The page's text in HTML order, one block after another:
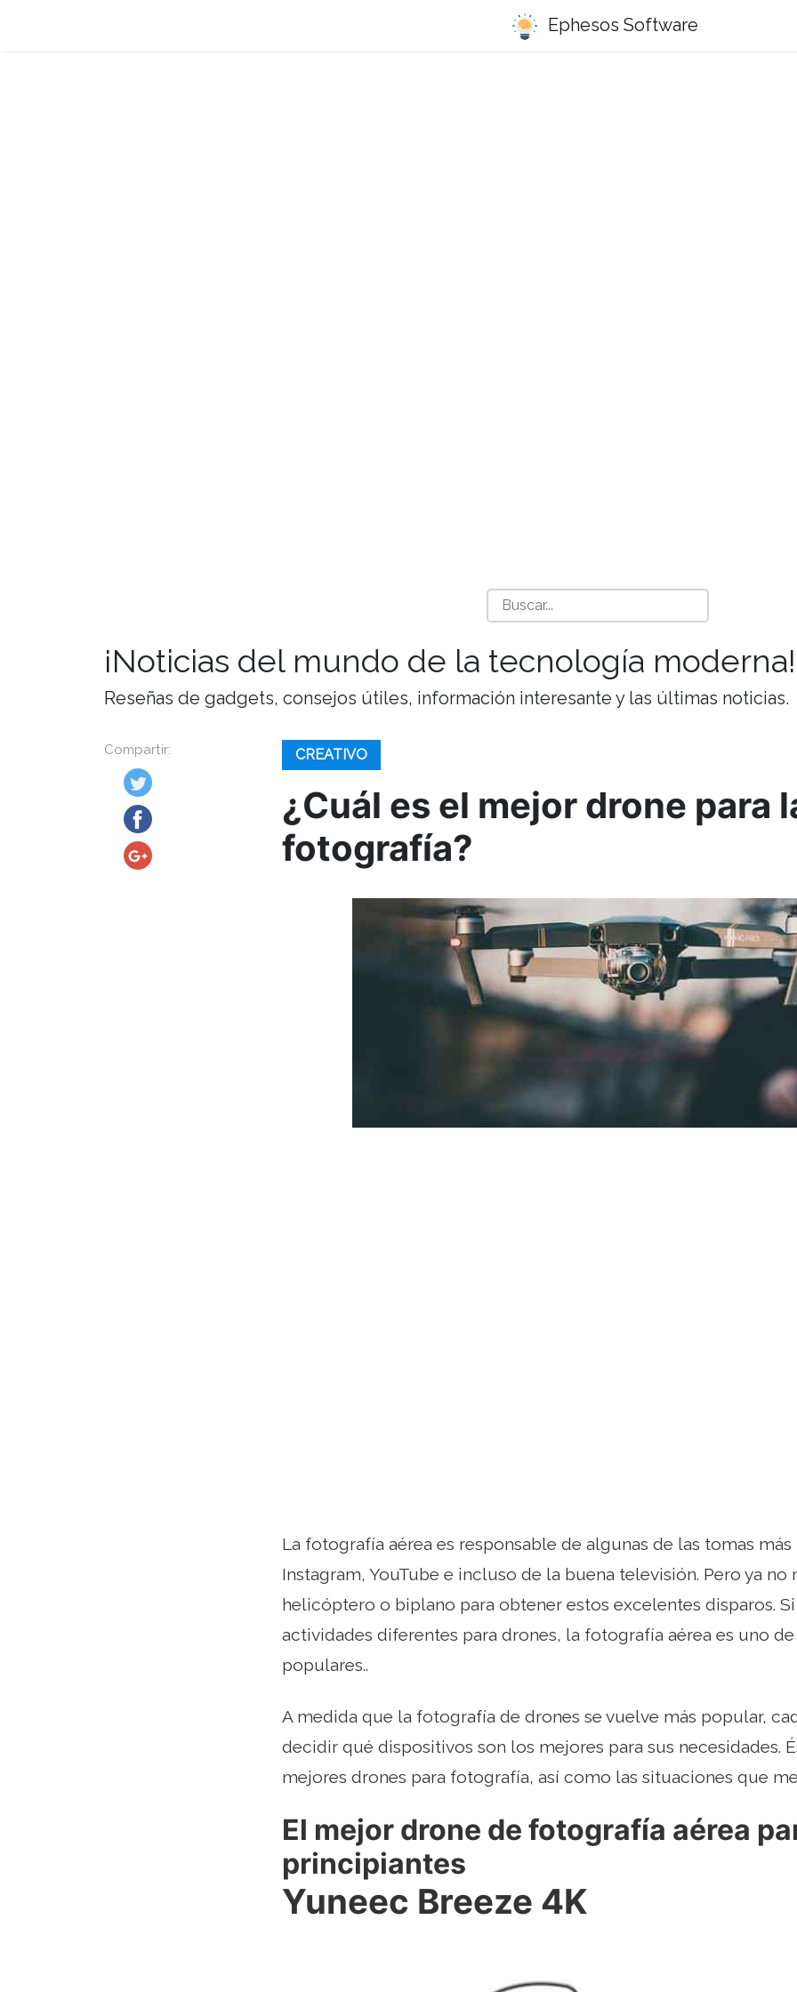
Ephesos Software
¡Noticias del mundo de la tecnología moderna!
Reseñas de gadgets, consejos útiles, información interesante y las últimas noticias.
Compartir: CREATIVO
¿Cuál es el mejor drone para
fotografía?
La fotografía aérea es responsable de algunas de las tomas
Instagram, YouTube e incluso de la buena televisión. Pero ya no
helicóptero o biplano para obtener estos excelentes disparos.
actividades diferentes para drones, la fotografía aérea es uno
populares..
A medida que la fotografía de drones se vuelve más popular,
decidir qué dispositivos son los mejores para sus necesidades.
mejores drones para fotografía, así como las situaciones que
El mejor drone de fotografía aérea
principiantes
Yuneec Breeze 4K